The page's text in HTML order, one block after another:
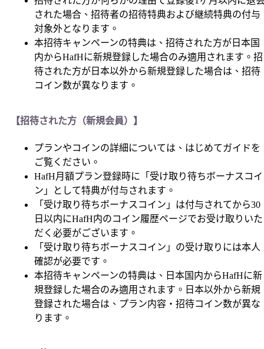
された場合、招待者の招待特典および継続特典の付与
対象外となります。
本招待キャンペーンの特典は、招待された方が日本国
内からHafHに新規登録した場合のみ適用されます。招
待された方が日本以外から新規登録した場合は、招待
コイン数が異なります。
【招待された方（新規会員）】
プランやコインの詳細については、はじめてガイドを
ご覧ください。
HafH月額プラン登録時に「受け取り待ちボーナスコイ
ン」として特典が付与されます。
「受け取り待ちボーナスコイン」は付与されてから30
日以内にHafH内のコイン履歴ページでお受け取りいた
だく必要がございます。
「受け取り待ちボーナスコイン」の受け取りには本人
確認が必要です。
本招待キャンペーンの特典は、日本国内からHafHに新
規登録した場合のみ適用されます。日本以外から新規
登録された場合は、プラン内容・招待コイン数が異な
ります。